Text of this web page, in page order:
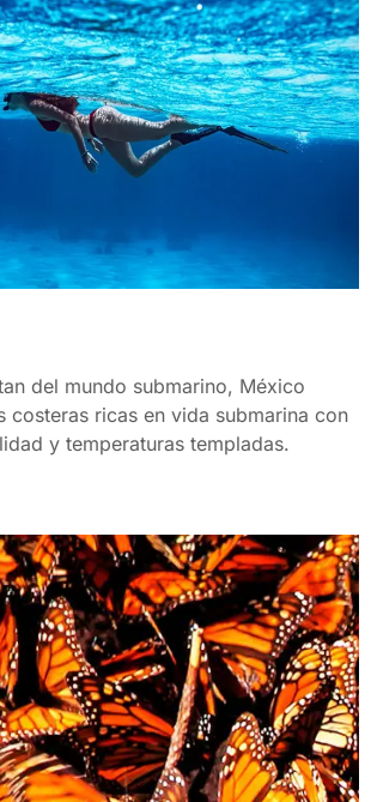
del mundo submarino, México
costeras ricas en vida submarina con
y temperaturas templadas.